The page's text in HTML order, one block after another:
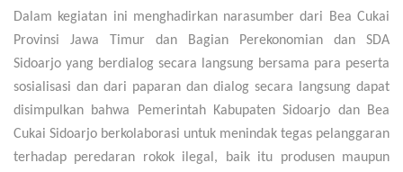
Dalam kegiatan ini menghadirkan narasumber dari Bea Cukai
Provinsi Jawa Timur dan Bagian Perekonomian dan SDA
Sidoarjo yang berdialog secara langsung bersama para peserta
sosialisasi dan dari paparan dan dialog secara langsung dapat
disimpulkan bahwa Pemerintah Kabupaten Sidoarjo dan Bea
Cukai Sidoarjo berkolaborasi untuk menindak tegas pelanggaran
terhadap peredaran rokok ilegal, baik itu produsen maupun